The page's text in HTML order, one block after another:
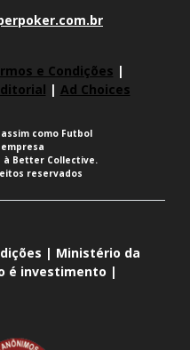
e Condições |
| Ad Choices
como Futbol
Better Collective.
reservados
| Ministério da
é investimento |